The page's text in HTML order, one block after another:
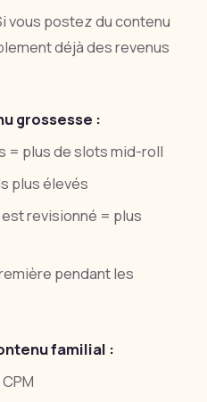
vous postez du contenu
déjà des revenus
grossesse :
= plus de slots mid-roll
plus élevés
revisionné = plus
pendant les
familial :